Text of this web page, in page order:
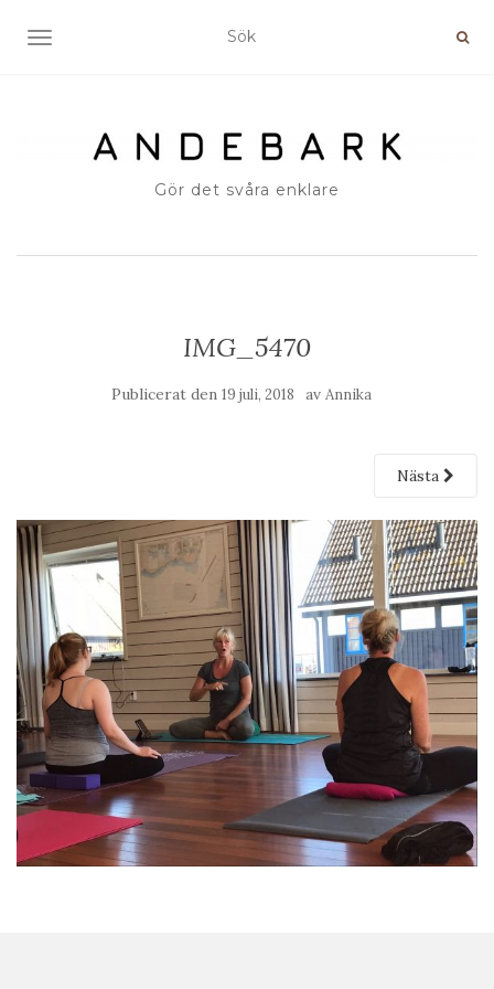
SLÅ PÅ/AV NAVIGERING
Gör det svåra enklare
IMG_5470
Publicerat den 19 juli, 2018 av Annika
Nästa